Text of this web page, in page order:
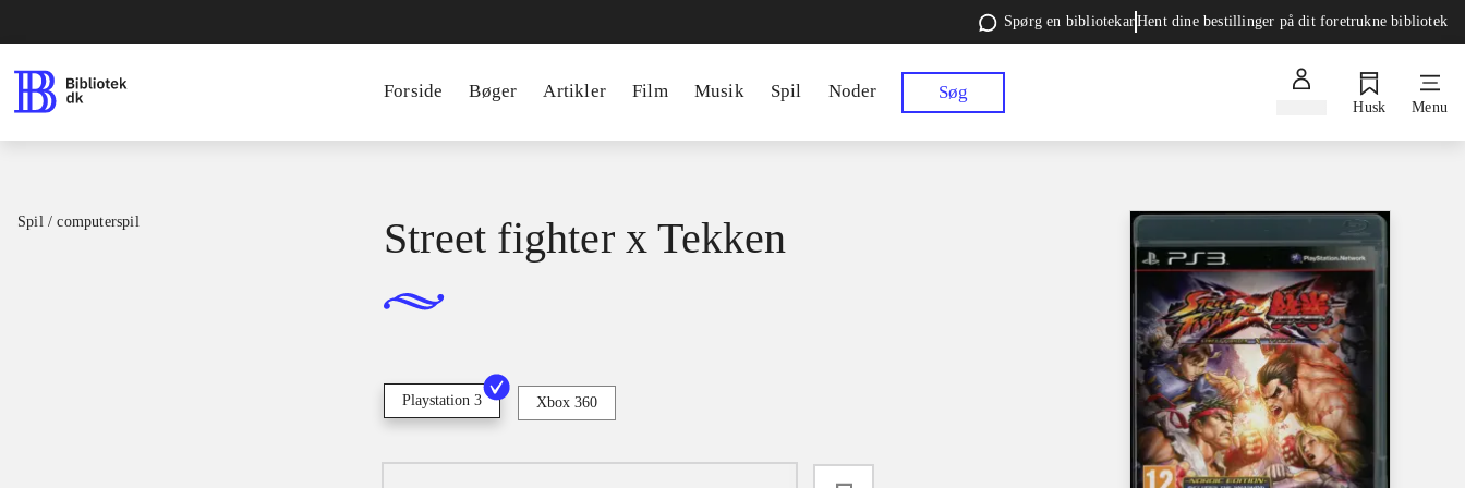
Spørg en bibliotekarHent dine bestillinger på dit foretrukne bibliotek
Forside Bøger Artikler Film Musik Spil Noder Søg
Husk Menu
Spil / computerspil Street fighter x Tekken
Playstation 3 Xbox 360